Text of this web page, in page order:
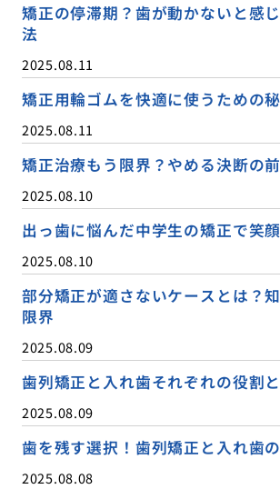
矯正の停滞期？歯が動かないと感
法
2025.08.11
矯正用輪ゴムを快適に使うための
2025.08.11
矯正治療もう限界？やめる決断の
2025.08.10
出っ歯に悩んだ中学生の矯正で笑
2025.08.10
部分矯正が適さないケースとは？
限界
2025.08.09
歯列矯正と入れ歯それぞれの役割
2025.08.09
歯を残す選択！歯列矯正と入れ歯
2025.08.08